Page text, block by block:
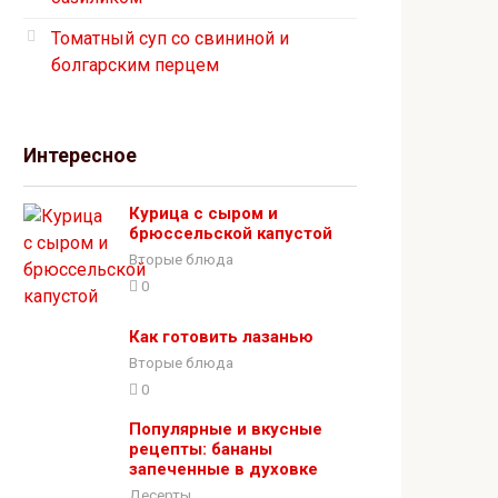
Томатный суп со свининой и
болгарским перцем
Интересное
Курица с сыром и
брюссельской капустой
Вторые блюда
0
Как готовить лазанью
Вторые блюда
0
Популярные и вкусные
рецепты: бананы
запеченные в духовке